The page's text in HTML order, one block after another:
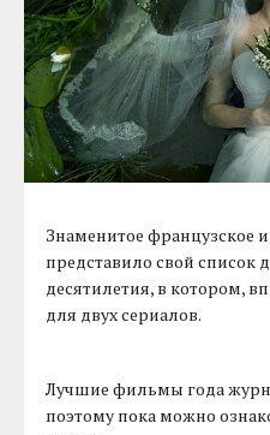
Знаменитое французское
представило свой список
десятилетия, в котором,
для двух сериалов.
Лучшие фильмы года
поэтому пока можно